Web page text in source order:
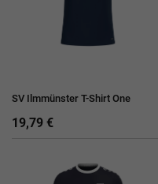
SV Ilmmünster T-Shirt One
19,79 €